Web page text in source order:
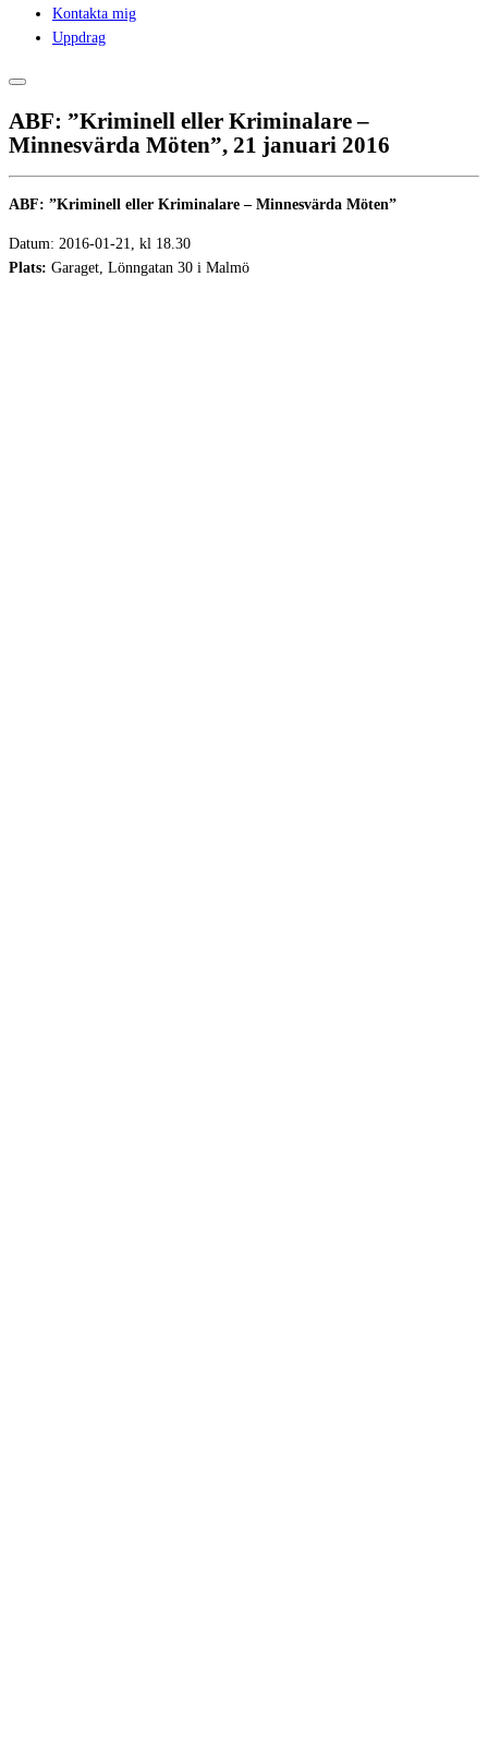
Kontakta mig
Uppdrag
ABF: ”Kriminell eller Kriminalare –
Minnesvärda Möten”, 21 januari 2016
ABF: ”Kriminell eller Kriminalare – Minnesvärda Möten”
Datum: 2016-01-21, kl 18.30
Plats: Garaget, Lönngatan 30 i Malmö